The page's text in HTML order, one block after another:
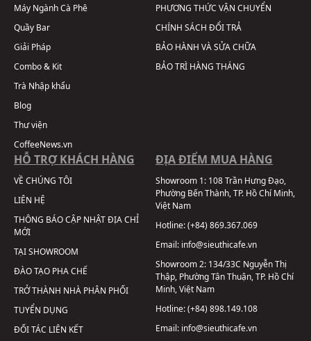
Máy Ngành Cà Phê
Quầy Bar
Giải Pháp
Combo & Kit
Trà Nhập khẩu
Blog
Thư viện
CoffeeNews.vn
PHƯƠNG THỨC VẬN CHUYỂN
CHÍNH SÁCH ĐỔI TRẢ
BẢO HÀNH VÀ SỬA CHỮA
BẢO TRÌ HÀNG THÁNG
HỖ TRỢ KHÁCH HÀNG
VỀ CHÚNG TÔI
LIÊN HỆ
THÔNG BÁO CẬP NHẬT ĐỊA CHỈ
MỚI
TẠI SHOWROOM
ĐÀO TẠO PHA CHẾ
TRỞ THÀNH NHÀ PHÂN PHỐI
TUYỂN DỤNG
ĐỐI TÁC LIÊN KẾT
ĐỊA ĐIỂM MUA HÀNG
Showroom 1: 108 Trần Hưng Đạo,
Phường Bến Thành, TP. Hồ Chí Minh,
Việt Nam
Hotline:(+84) 869.367.069
Email: info@sieuthicafe.vn
Showroom 2: 134/33C Nguyễn Thị
Thập, Phường Tân Thuận, TP. Hồ Chí
Minh, Việt Nam
Hotline:(+84) 898.149.108
Email: info@sieuthicafe.vn